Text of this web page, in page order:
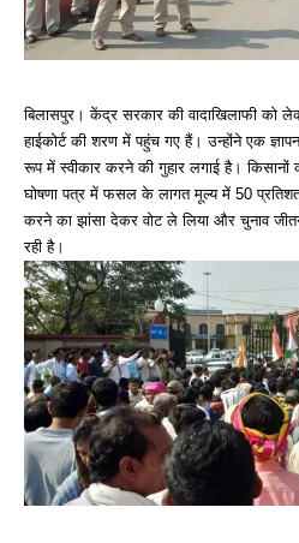
बिलासपुर। केंद्र सरकार की वादाखिलाफी को
हाईकोर्ट की शरण में पहुंच गए हैं। उन्होंने एक
रूप में स्वीकार करने की गुहार लगाई है। किसानों
घोषणा पत्र में फसल के लागत मूल्य में 50
करने का झांसा देकर वोट ले लिया और चुनाव
रही है।